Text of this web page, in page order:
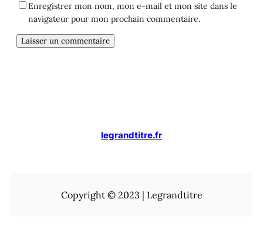
Enregistrer mon nom, mon e-mail et mon site dans le
navigateur pour mon prochain commentaire.
legrandtitre.fr
Copyright © 2023 | Legrandtitre